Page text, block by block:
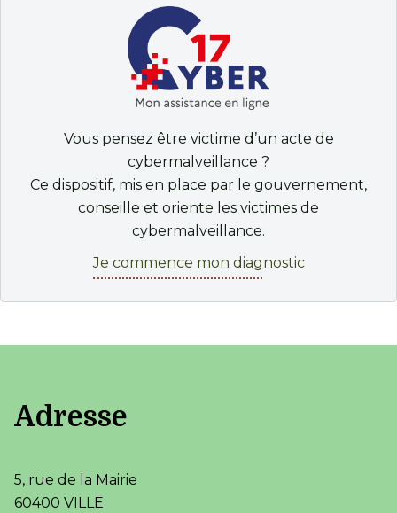
Vous pensez être victime d’un acte de
cybermalveillance ?
Ce dispositif, mis en place par le gouvernement,
conseille et oriente les victimes de
cybermalveillance.
Je commence mon diagnostic
Adresse
5, rue de la Mairie
60400 VILLE